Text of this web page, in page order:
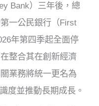
Bank）三年後，總
一公民銀行（First
年第四季起全面停
整合其在創新經濟
業務將統一更名為
度並推動長期成長。